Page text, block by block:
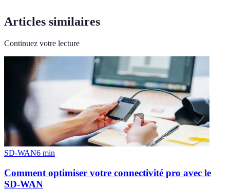
Articles similaires
Continuez votre lecture
SD-WAN6 min
Comment optimiser votre connectivité pro avec le
SD-WAN